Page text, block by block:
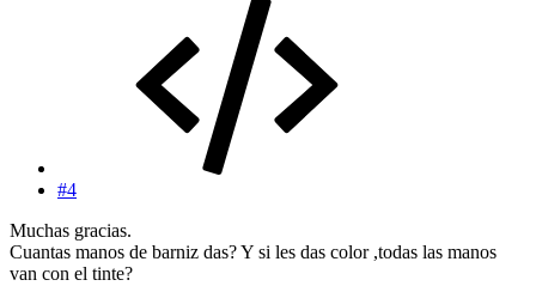
#4
Muchas gracias.
Cuantas manos de barniz das? Y si les das color ,todas las manos
van con el tinte?